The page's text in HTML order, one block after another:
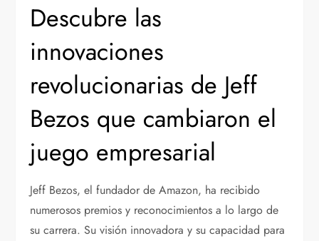
Descubre las
innovaciones
revolucionarias de Jeff
Bezos que cambiaron el
juego empresarial
Jeff Bezos, el fundador de Amazon, ha recibido
numerosos premios y reconocimientos a lo largo de
su carrera. Su visión innovadora y su capacidad para